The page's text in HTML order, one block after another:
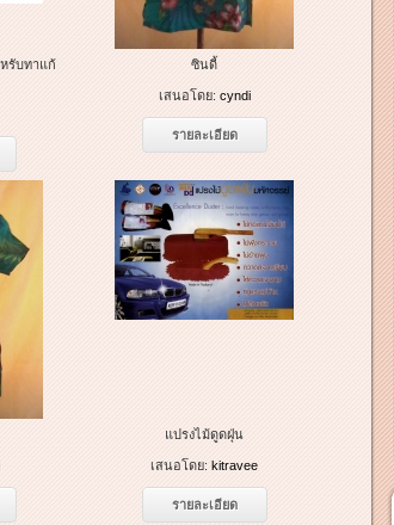
รับทาแก้
ซินดี้
เสนอโดย: cyndi
รายละเอียด
แปรงไม้ดูดฝุ่น
เสนอโดย: kitravee
รายละเอียด